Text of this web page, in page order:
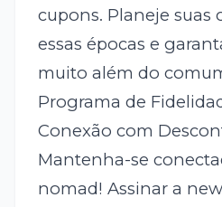
cupons. Planeje suas
essas épocas e
muito além do
Programa de
Conexão com
Mantenha-se
nomad! Assinar a